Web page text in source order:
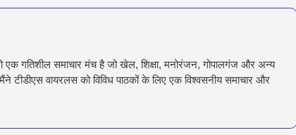
एक गतिशील समाचार मंच है जो खेल, शिक्षा, मनोरंजन, गोपालगंज और अन्य
टीडीएस वायरलस को विविध पाठकों के लिए एक विश्वसनीय समाचार और